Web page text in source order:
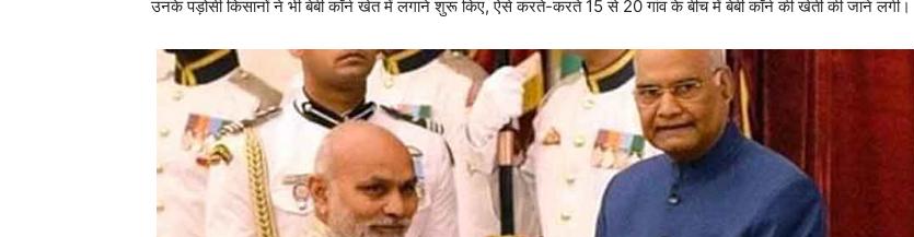
उनके पड़ोसी किसानों ने भी बेबी कॉर्न खेत में लगाने शुरू किए, ऐसे करते-करते 15 से 20 गांव के बीच में बेबी कॉर्न की खेती की जाने लगी।